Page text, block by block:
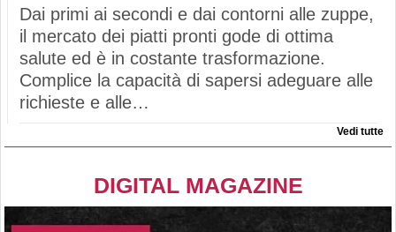
Dai primi ai secondi e dai contorni alle zuppe,
il mercato dei piatti pronti gode di ottima
salute ed è in costante trasformazione.
Complice la capacità di sapersi adeguare alle
richieste e alle…
Vedi tutte
DIGITAL MAGAZINE